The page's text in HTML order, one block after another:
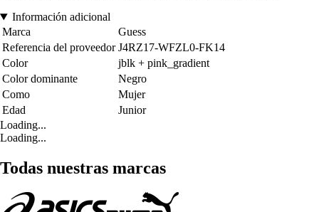
Información adicional
Marca
Guess
Referencia del proveedor J4RZ17-WFZL0-FK14
Color
jblk + pink_gradient
Color dominante
Negro
Como
Mujer
Edad
Junior
Loading...
Loading...
Todas nuestras marcas